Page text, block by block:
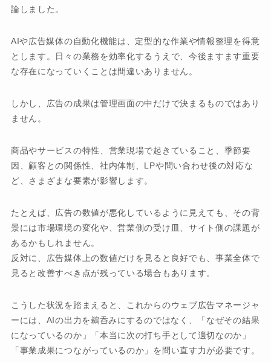
論しました。
AIや広告媒体の自動化機能は、定型的な作業や情報整理を得意
とします。日々の業務を効率化するうえで、今後ますます重要
な存在になっていくことは間違いありません。
しかし、広告の成果は管理画面の中だけで決まるものではあり
ません。
商品やサービスの特性、営業現場で起きていること、季節要
因、顧客との関係性、社内体制、LPや問い合わせ後の対応な
ど、さまざまな要素が影響します。
たとえば、広告の数値が悪化しているように見えても、その背
景には市場環境の変化や、営業側の受け皿、サイト側の課題が
あるかもしれません。
反対に、広告媒体上の数値だけを見ると良好でも、事業全体で
見ると改善すべき点が残っている場合もあります。
こうした状況を踏まえると、これからのウェブ広告マネージャ
ーには、AIの出力を鵜呑みにするのではなく、「なぜその結果
になっているのか」「本当に次の打ち手として適切なのか」
「事業成果につながっているのか」を問い直す力が必要です。